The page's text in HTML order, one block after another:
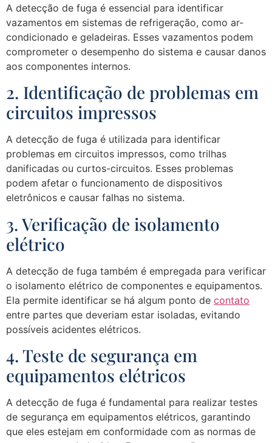
A detecção de fuga é essencial para identificar
vazamentos em sistemas de refrigeração, como ar-
condicionado e geladeiras. Esses vazamentos podem
comprometer o desempenho do sistema e causar danos
aos componentes internos.
2. Identificação de problemas em
circuitos impressos
A detecção de fuga é utilizada para identificar
problemas em circuitos impressos, como trilhas
danificadas ou curtos-circuitos. Esses problemas
podem afetar o funcionamento de dispositivos
eletrônicos e causar falhas no sistema.
3. Verificação de isolamento
elétrico
A detecção de fuga também é empregada para verificar
o isolamento elétrico de componentes e equipamentos.
Ela permite identificar se há algum ponto de contato
entre partes que deveriam estar isoladas, evitando
possíveis acidentes elétricos.
4. Teste de segurança em
equipamentos elétricos
A detecção de fuga é fundamental para realizar testes
de segurança em equipamentos elétricos, garantindo
que eles estejam em conformidade com as normas de